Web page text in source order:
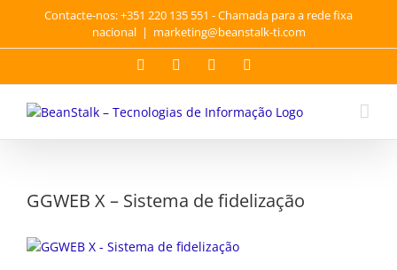
content
Contacte-nos: +351 220 135 551 - Chamada para a rede fixa
nacional | marketing@beanstalk-ti.com
FacebookTwitter YouTube
GGWEB X – Sistema de fidelização